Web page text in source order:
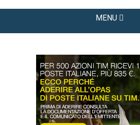
MENU
DAL TERRITORIO
OROSCOPO
LA PIAZZA
ANIMALI
OCCHIO ALLA TRUFFA